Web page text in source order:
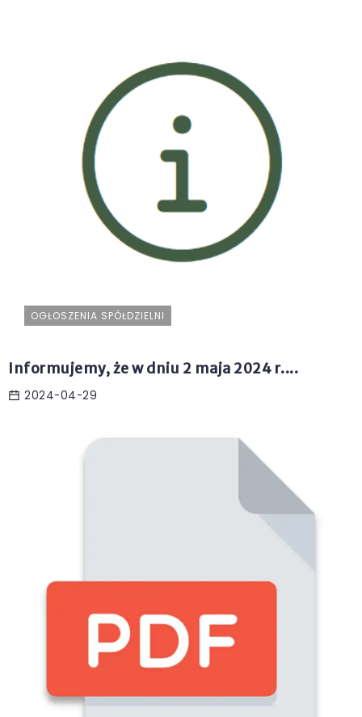
OGŁOSZENIA SPÓŁDZIELNI
Informujemy, że w dniu 2 maja 2024 r....
2024-04-29